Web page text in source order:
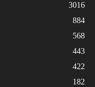
3016
884
568
443
422
182